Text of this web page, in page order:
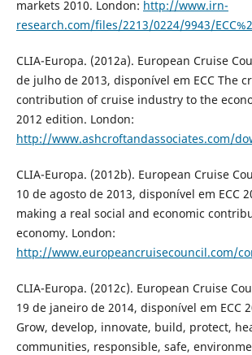
markets 2010. London: http://www.irn-
research.com/files/2213/0224/9943/
CLIA-Europa. (2012a). European Cruise
de julho de 2013, disponível em ECC The
contribution of cruise industry to the
2012 edition. London:
http://www.ashcroftandassociates.com/
CLIA-Europa. (2012b). European Cruise
10 de agosto de 2013, disponível em ECC
making a real social and economic
economy. London:
http://www.europeancruisecouncil.com/
CLIA-Europa. (2012c). European Cruise
19 de janeiro de 2014, disponível em ECC
Grow, develop, innovate, build, protect,
communities, responsible, safe,